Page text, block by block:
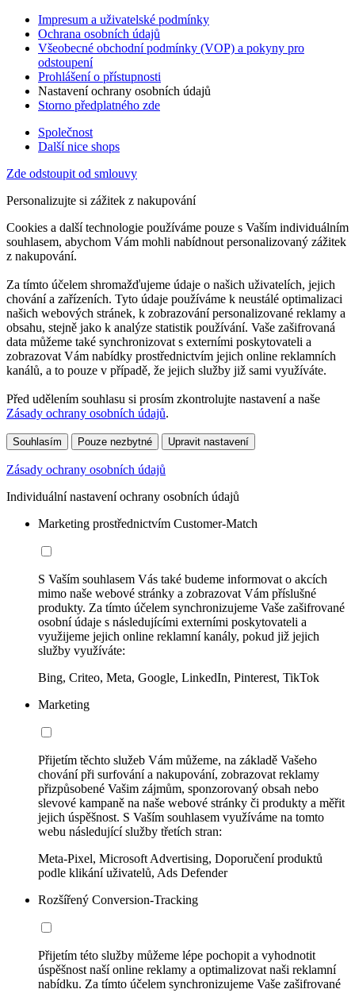
Impresum a uživatelské podmínky
Ochrana osobních údajů
Všeobecné obchodní podmínky (VOP) a pokyny pro
odstoupení
Prohlášení o přístupnosti
Nastavení ochrany osobních údajů
Storno předplatného zde
Společnost
Další nice shops
Zde odstoupit od smlouvy
Personalizujte si zážitek z nakupování
Cookies a další technologie používáme pouze s Vaším individuálním
souhlasem, abychom Vám mohli nabídnout personalizovaný zážitek
z nakupování.
Za tímto účelem shromažďujeme údaje o našich uživatelích, jejich
chování a zařízeních. Tyto údaje používáme k neustálé optimalizaci
našich webových stránek, k zobrazování personalizované reklamy a
obsahu, stejně jako k analýze statistik používání. Vaše zašifrovaná
data můžeme také synchronizovat s externími poskytovateli a
zobrazovat Vám nabídky prostřednictvím jejich online reklamních
kanálů, a to pouze v případě, že jejich služby již sami využíváte.
Před udělením souhlasu si prosím zkontrolujte nastavení a naše
Zásady ochrany osobních údajů.
Souhlasím Pouze nezbytné Upravit nastavení
Zásady ochrany osobních údajů
Individuální nastavení ochrany osobních údajů
Marketing prostřednictvím Customer-Match
S Vaším souhlasem Vás také budeme informovat o akcích
mimo naše webové stránky a zobrazovat Vám příslušné
produkty. Za tímto účelem synchronizujeme Vaše zašifrované
osobní údaje s následujícími externími poskytovateli a
využijeme jejich online reklamní kanály, pokud již jejich
služby využíváte:
Bing, Criteo, Meta, Google, LinkedIn, Pinterest, TikTok
Marketing
Přijetím těchto služeb Vám můžeme, na základě Vašeho
chování při surfování a nakupování, zobrazovat reklamy
přizpůsobené Vašim zájmům, sponzorovaný obsah nebo
slevové kampaně na naše webové stránky či produkty a měřit
jejich úspěšnost. S Vaším souhlasem využíváme na tomto
webu následující služby třetích stran:
Meta-Pixel, Microsoft Advertising, Doporučení produktů
podle klikání uživatelů, Ads Defender
Rozšířený Conversion-Tracking
Přijetím této služby můžeme lépe pochopit a vyhodnotit
úspěšnost naší online reklamy a optimalizovat naši reklamní
nabídku. Za tímto účelem synchronizujeme Vaše zašifrované